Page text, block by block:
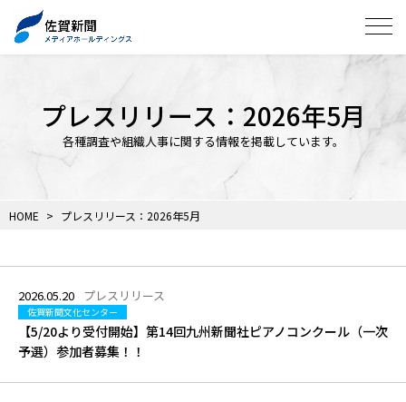
プレスリリース：2026年5月
各種調査や組織人事に関する情報を掲載しています。
HOME プレスリリース：2026年5月
2026.05.20 プレスリリース
佐賀新聞文化センター
【5/20より受付開始】第14回九州新聞社ピアノコンクール（一次
予選）参加者募集！！